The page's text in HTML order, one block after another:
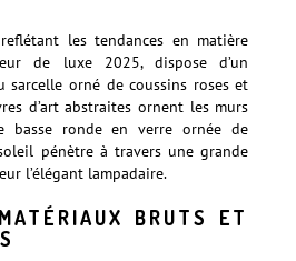
BRUTS ET